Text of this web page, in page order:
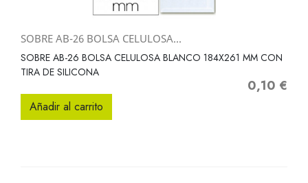
SOBRE AB-26 BOLSA CELULOSA...
SOBRE AB-26 BOLSA CELULOSA BLANCO 184X261 MM CON
TIRA DE SILICONA
Precio
0,10 €
Añadir al carrito